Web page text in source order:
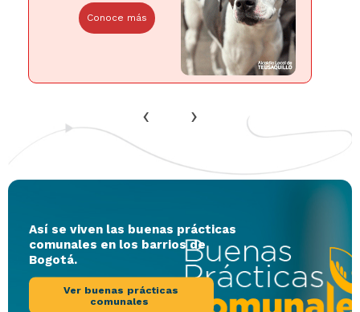
Conoce más
‹ ›
Así se viven las buenas prácticas
comunales en los barrios de
Bogotá.
Ver buenas prácticas
comunales